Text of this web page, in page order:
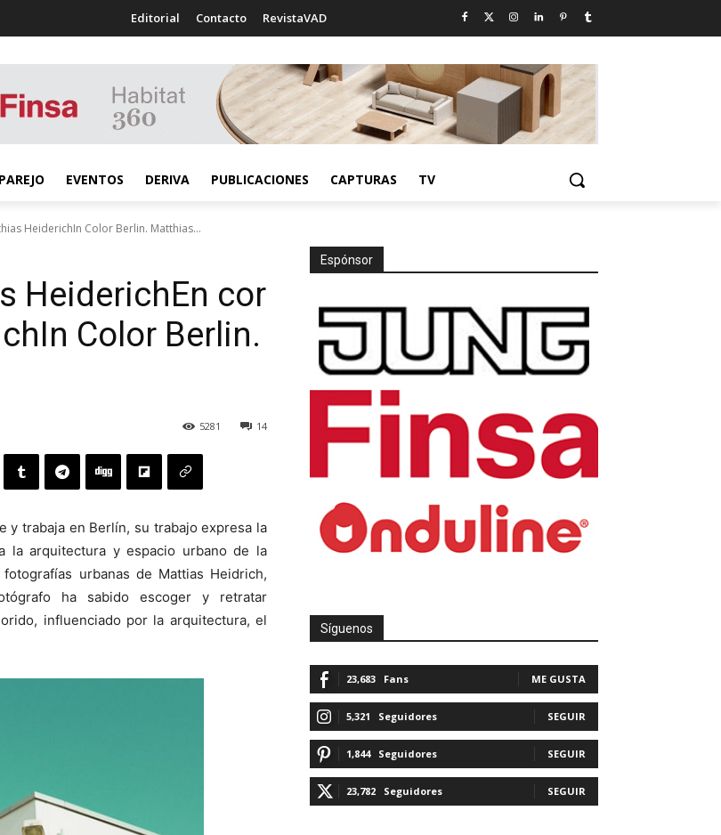
Editorial Contacto RevistaVAD
EVENTOS DERIVA PUBLICACIONES CAPTURAS TV
HeiderichIn Color Berlin. Matthias...
HeiderichEn cor
In Color Berlin.
14
5281
y trabaja en Berlín, su trabajo expresa la
la arquitectura y espacio urbano de la
urbanas de Mattias Heidrich,
ha sabido escoger y retratar
influenciado por la arquitectura, el
Espónsor
Síguenos
23,683 Fans ME GUSTA
5,321 Seguidores SEGUIR
1,844 Seguidores SEGUIR
23,782 Seguidores SEGUIR